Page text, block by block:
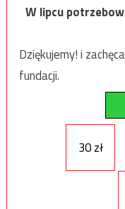
W lipcu
Dziękujemy! i
fundacji.
30 zł